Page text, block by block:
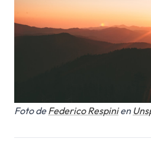
Foto deFederico Respinien